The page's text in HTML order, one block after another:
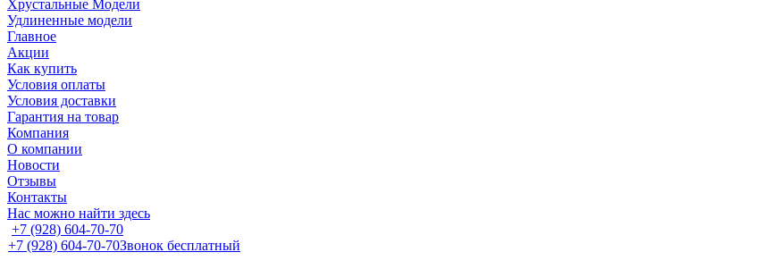
Хрустальные Модели
Удлиненные модели
Главное
Акции
Как купить
Условия оплаты
Условия доставки
Гарантия на товар
Компания
О компании
Новости
Отзывы
Контакты
Нас можно найти здесь
+7 (928) 604-70-70
+7 (928) 604-70-70Звонок бесплатный